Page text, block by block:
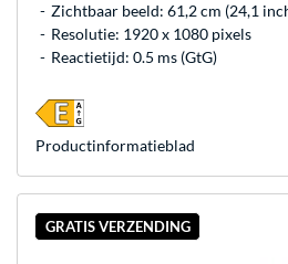
Zichtbaar beeld: 61,2 cm (24,1
Resolutie: 1920 x 1080 pixels
Reactietijd: 0.5 ms (GtG)
Product­informatieblad
GRATIS VERZENDING